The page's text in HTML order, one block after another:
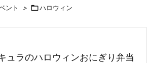


ント > ハロウィン
ュラのハロウィンおにぎり弁当